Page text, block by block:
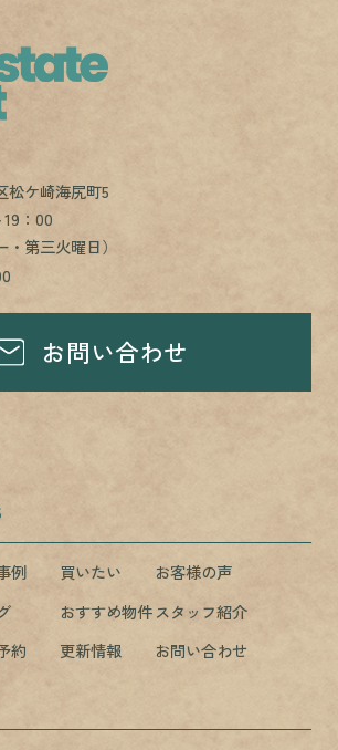
松ケ崎海尻町5
：00
第三火曜日）
お問い合わせ
例 買いたい
お客様の声
おすすめ物件スタッフ紹介
約 更新情報 お問い合わせ